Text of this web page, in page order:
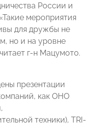
России и
мероприятия
для дружбы не
но и на уровне
г-н Мацумото.
презентации
как OHO
техники), TRI-